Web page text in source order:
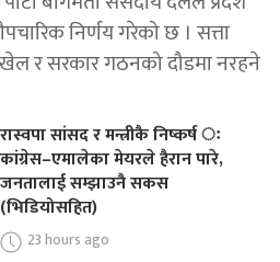
निर्णय गरेको छ । सत्ता
र सरकार गठनको दौडमा नरहने
रास्वपा सांसद र मन्त्रीकै निष्कर्ष ः
कांग्रेस–एमालेका मेयरले हैरान पारे,
जनतालाई सम्झाउनै सकस
(भिडियोसहित)
23 hours ago